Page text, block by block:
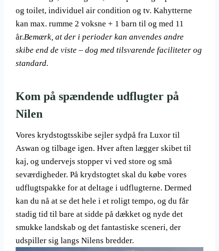
og toilet, individuel air condition og tv. Kahytterne
kan max. rumme 2 voksne + 1 barn til og med 11
år.Bemærk, at der i perioder kan anvendes andre
skibe end de viste – dog med tilsvarende faciliteter og
standard.
Kom på spændende udflugter på
Nilen
Vores krydstogtsskibe sejler sydpå fra Luxor til
Aswan og tilbage igen. Hver aften lægger skibet til
kaj, og undervejs stopper vi ved store og små
seværdigheder. På krydstogtet skal du købe vores
udflugtspakke for at deltage i udflugterne. Dermed
kan du nå at se det hele i et roligt tempo, og du får
stadig tid til bare at sidde på dækket og nyde det
smukke landskab og det fantastiske sceneri, der
udspiller sig langs Nilens bredder.